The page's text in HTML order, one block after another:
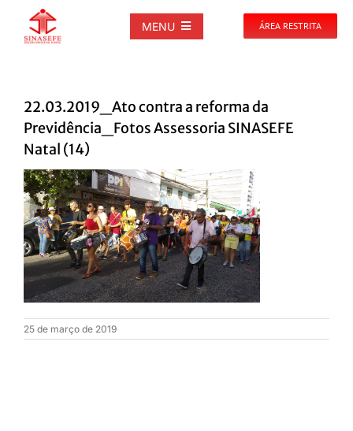
MENU
NOTÍCIAS
PUBLICAÇÕES
DOCUMENTOS
GALERIAS
EVENTOS
ÁREA RESTRITA
22.03.2019_Ato contra a reforma da
Previdência_Fotos Assessoria SINASEFE
Natal (14)
25 de março de 2019